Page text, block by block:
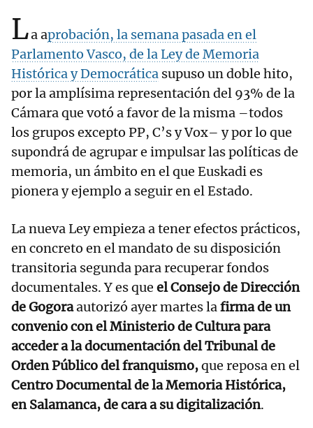
La aprobación, la semana pasada en el
Parlamento Vasco, de la Ley de Memoria
Histórica y Democrática supuso un doble hito,
por la amplísima representación del 93% de la
Cámara que votó a favor de la misma –todos
los grupos excepto PP, C’s y Vox– y por lo que
supondrá de agrupar e impulsar las políticas de
memoria, un ámbito en el que Euskadi es
pionera y ejemplo a seguir en el Estado.
La nueva Ley empieza a tener efectos prácticos,
en concreto en el mandato de su disposición
transitoria segunda para recuperar fondos
documentales. Y es que el Consejo de Dirección
de Gogoraautorizó ayer martes lafirma de un
convenio con el Ministerio de Cultura para
acceder a la documentación del Tribunal de
Orden Público del franquismo,que reposa en el
Centro Documental de la Memoria Histórica,
en Salamanca, de cara a su digitalización.